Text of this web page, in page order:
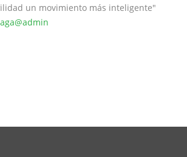
un movimiento más inteligente"